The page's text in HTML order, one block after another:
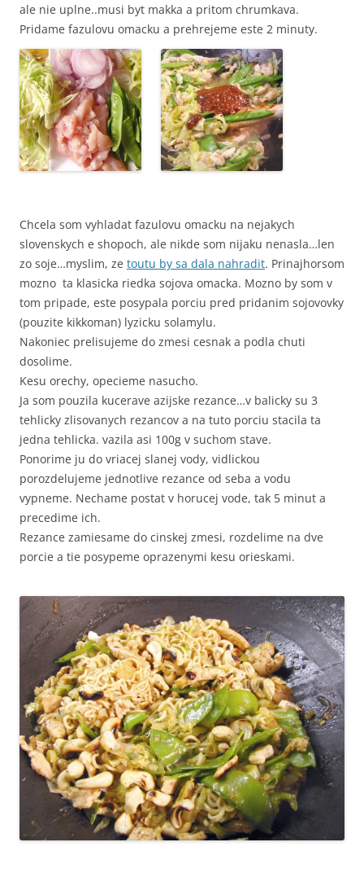
ale nie uplne..musi byt makka a pritom chrumkava.
Pridame fazulovu omacku a prehrejeme este 2 minuty.
Chcela som vyhladat fazulovu omacku na nejakych
slovenskych e shopoch, ale nikde som nijaku nenasla…len
zo soje…myslim, ze toutu by sa dala nahradit. Prinajhorsom
mozno ta klasicka riedka sojova omacka. Mozno by som v
tom pripade, este posypala porciu pred pridanim sojovovky
(pouzite kikkoman) lyzicku solamylu.
Nakoniec prelisujeme do zmesi cesnak a podla chuti
dosolime.
Kesu orechy, opecieme nasucho.
Ja som pouzila kucerave azijske rezance…v balicky su 3
tehlicky zlisovanych rezancov a na tuto porciu stacila ta
jedna tehlicka. vazila asi 100g v suchom stave.
Ponorime ju do vriacej slanej vody, vidlickou
porozdelujeme jednotlive rezance od seba a vodu
vypneme. Nechame postat v horucej vode, tak 5 minut a
precedime ich.
Rezance zamiesame do cinskej zmesi, rozdelime na dve
porcie a tie posypeme oprazenymi kesu orieskami.